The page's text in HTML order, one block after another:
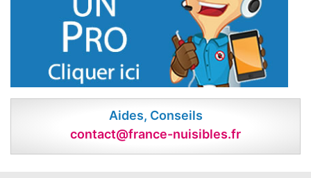
Aides, Conseils
contact@france-nuisibles.fr